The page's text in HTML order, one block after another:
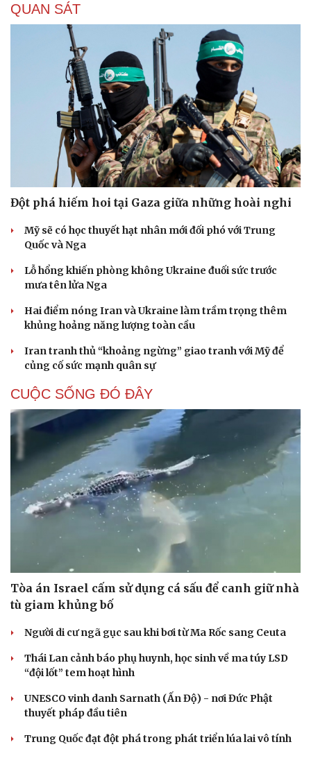
Cải chính
QUAN SÁT
Đột phá hiếm hoi tại Gaza giữa những hoài nghi
Mỹ sẽ có học thuyết hạt nhân mới đối phó với Trung
Quốc và Nga
Lỗ hổng khiến phòng không Ukraine đuối sức trước
mưa tên lửa Nga
Hai điểm nóng Iran và Ukraine làm trầm trọng thêm
khủng hoảng năng lượng toàn cầu
Iran tranh thủ “khoảng ngừng” giao tranh với Mỹ để
củng cố sức mạnh quân sự
CUỘC SỐNG ĐÓ ĐÂY
Tòa án Israel cấm sử dụng cá sấu để canh giữ nhà
tù giam khủng bố
Người di cư ngã gục sau khi bơi từ Ma Rốc sang Ceuta
Thái Lan cảnh báo phụ huynh, học sinh về ma túy LSD
“đội lốt” tem hoạt hình
UNESCO vinh danh Sarnath (Ấn Độ) - nơi Đức Phật
thuyết pháp đầu tiên
Trung Quốc đạt đột phá trong phát triển lúa lai vô tính